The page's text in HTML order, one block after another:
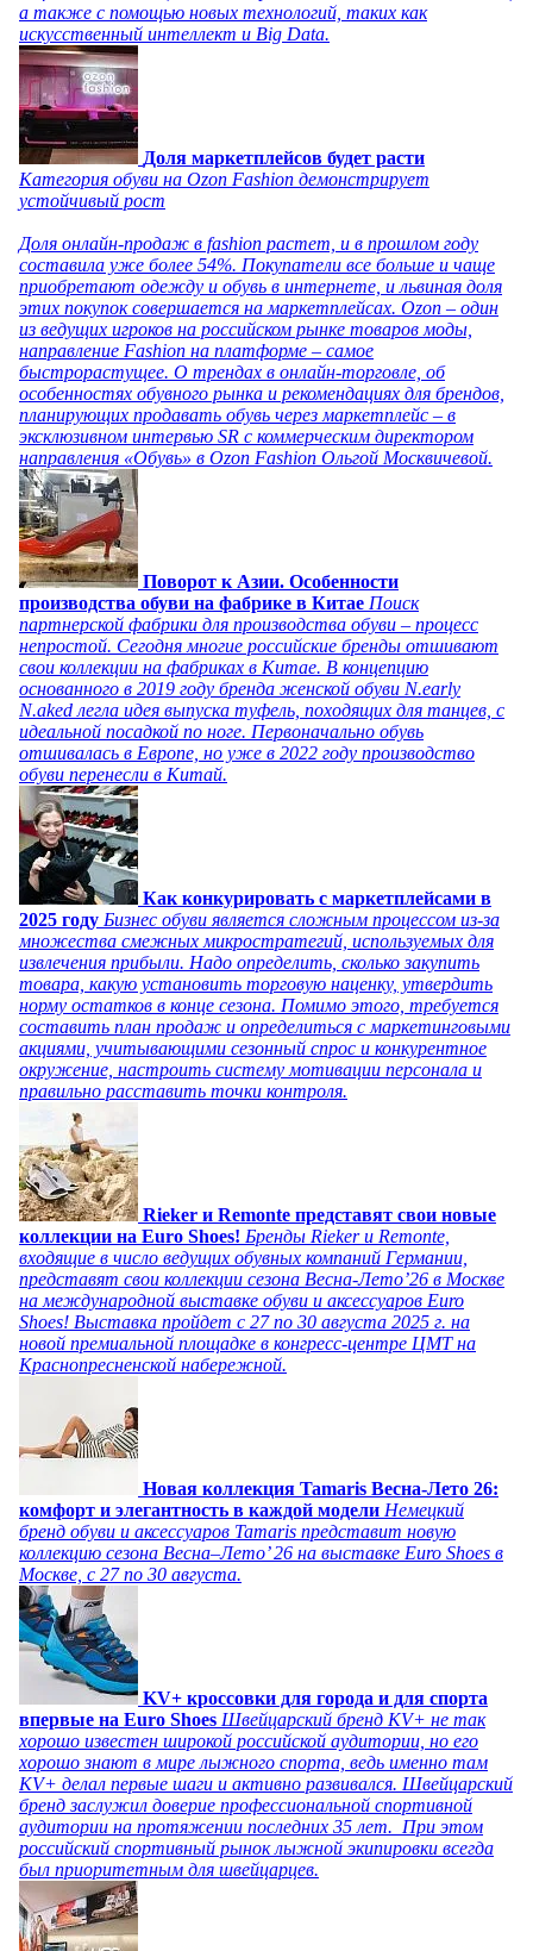
а также с помощью новых технологий, таких как
искусственный интеллект и Big Data.
Доля маркетплейсов будет расти
Категория обуви на Ozon Fashion демонстрирует
устойчивый рост
Доля онлайн-продаж в fashion растет, и в прошлом году
составила уже более 54%. Покупатели все больше и чаще
приобретают одежду и обувь в интернете, и львиная доля
этих покупок совершается на маркетплейсах. Ozon – один
из ведущих игроков на российском рынке товаров моды,
направление Fashion на платформе – самое
быстрорастущее. О трендах в онлайн-торговле, об
особенностях обувного рынка и рекомендациях для брендов,
планирующих продавать обувь через маркетплейс – в
эксклюзивном интервью SR с коммерческим директором
направления «Обувь» в Ozon Fashion Ольгой Москвичевой.
Поворот к Азии. Особенности
производства обуви на фабрике в Китае Поиск
партнерской фабрики для производства обуви – процесс
непростой. Сегодня многие российские бренды отшивают
свои коллекции на фабриках в Китае. В концепцию
основанного в 2019 году бренда женской обуви N.early
N.aked легла идея выпуска туфель, походящих для танцев, с
идеальной посадкой по ноге. Первоначально обувь
отшивалась в Европе, но уже в 2022 году производство
обуви перенесли в Китай.
Как конкурировать с маркетплейсами в
2025 году Бизнес обуви является сложным процессом из-за
множества смежных микростратегий, используемых для
извлечения прибыли. Надо определить, сколько закупить
товара, какую установить торговую наценку, утвердить
норму остатков в конце сезона. Помимо этого, требуется
составить план продаж и определиться с маркетинговыми
акциями, учитывающими сезонный спрос и конкурентное
окружение, настроить систему мотивации персонала и
правильно расставить точки контроля.
Rieker и Remonte представят свои новые
коллекции на Euro Shoes! Бренды Rieker и Remonte,
входящие в число ведущих обувных компаний Германии,
представят свои коллекции сезона Весна-Лето’26 в Москве
на международной выставке обуви и аксессуаров Euro
Shoes! Выставка пройдет c 27 по 30 августа 2025 г. на
новой премиальной площадке в конгресс-центре ЦМТ на
Краснопресненской набережной.
Новая коллекция Tamaris Весна-Лето 26:
комфорт и элегантность в каждой модели Немецкий
бренд обуви и аксессуаров Tamaris представит новую
коллекцию сезона Весна–Лето’ 26 на выставке Euro Shoes в
Москве, с 27 по 30 августа.
KV+ кроссовки для города и для спорта
впервые на Euro Shoes Швейцарский бренд KV+ не так
хорошо известен широкой российской аудитории, но его
хорошо знают в мире лыжного спорта, ведь именно там
KV+ делал первые шаги и активно развивался. Швейцарский
бренд заслужил доверие профессиональной спортивной
аудитории на протяжении последних 35 лет. При этом
российский спортивный рынок лыжной экипировки всегда
был приоритетным для швейцарцев.